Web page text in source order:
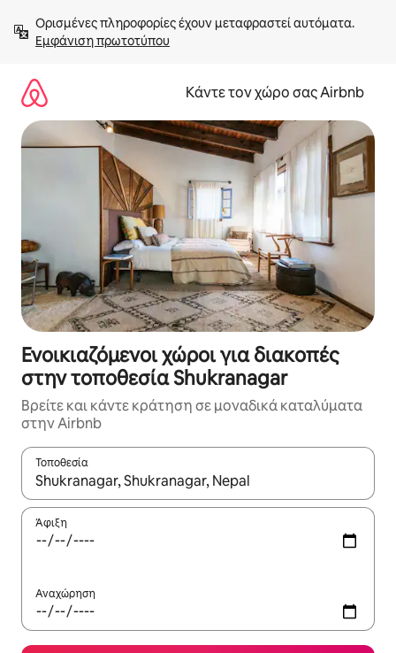
στο
περιεχόμενοΕμφάνιση πρωτοτύπου
Κάντε τον χώρο σας Airbnb
Ενοικιαζόμενοι χώροι για διακοπές
στην τοποθεσία Shukranagar
Βρείτε και κάντε κράτηση σε μοναδικά καταλύματα
στην Airbnb
Τοποθεσία
Όταν τα αποτελέσματα είναι διαθέσιμα, μπορείτε να
Άφιξη
Αναχώρηση